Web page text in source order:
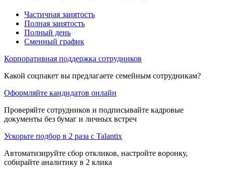
Частичная занятость
Полная занятость
Полный день
Сменный график
Корпоративная поддержка сотрудников
Какой соцпакет вы предлагаете семейным сотрудникам?
Оформляйте кандидатов онлайн
Проверяйте сотрудников и подписывайте кадровые
документы без бумаг и личных встреч
Ускорьте подбор в 2 раза с Talantix
Автоматизируйте сбор откликов, настройте воронку,
собирайте аналитику в 2 клика